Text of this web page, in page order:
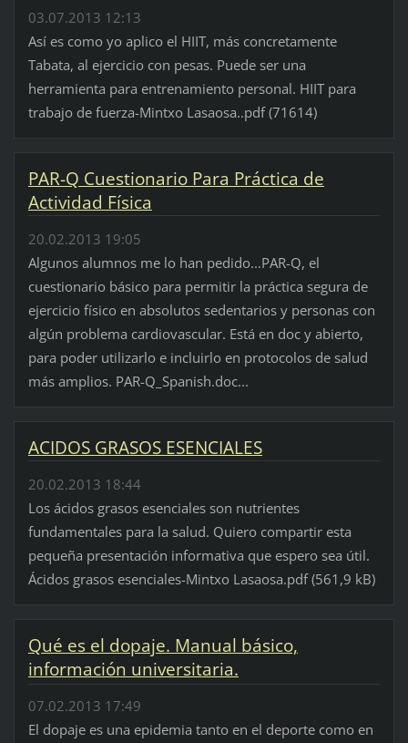
03.07.2013 12:13
Así es como yo aplico el HIIT, más concretamente
Tabata, al ejercicio con pesas. Puede ser una
herramienta para entrenamiento personal. HIIT para
trabajo de fuerza-Mintxo Lasaosa..pdf (71614)
PAR-Q Cuestionario Para Práctica de
Actividad Física
20.02.2013 19:05
Algunos alumnos me lo han pedido...PAR-Q, el
cuestionario básico para permitir la práctica segura de
ejercicio físico en absolutos sedentarios y personas con
algún problema cardiovascular. Está en doc y abierto,
para poder utilizarlo e incluirlo en protocolos de salud
más amplios. PAR-Q_Spanish.doc...
ACIDOS GRASOS ESENCIALES
20.02.2013 18:44
Los ácidos grasos esenciales son nutrientes
fundamentales para la salud. Quiero compartir esta
pequeña presentación informativa que espero sea útil.
Ácidos grasos esenciales-Mintxo Lasaosa.pdf (561,9 kB)
Qué es el dopaje. Manual básico,
información universitaria.
07.02.2013 17:49
El dopaje es una epidemia tanto en el deporte como en